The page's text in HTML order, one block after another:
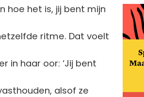
hoe het is, jij bent mijn
ritme. Dat voelt
in haar oor: ‘Jij bent
alsof ze